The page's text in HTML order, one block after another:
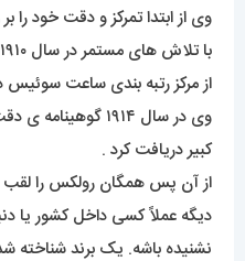
وی از ابتدا تمرکز و دقت خود را
از مرکز رتبه بندی ساعت سوئیس
کبیر دریافت کرد .
از آن پس همگان رولکس را لقب
دیگه عملاً کسی داخل کشور یا